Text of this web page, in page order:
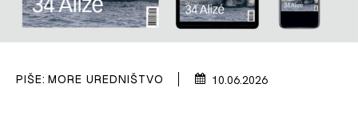
VELIKE PRIČE
PIŠE: MORE UREDNIŠTVO 10.06.2026